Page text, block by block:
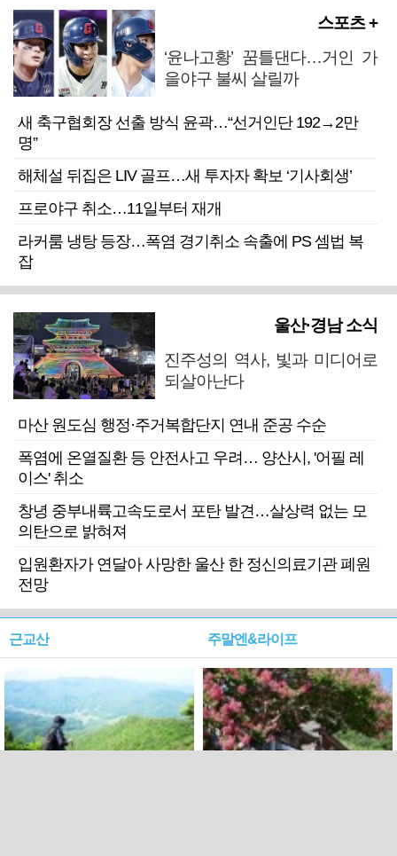
스포츠 +
‘윤나고황’ 꿈틀댄다…거인 가
을야구 불씨 살릴까
새 축구협회장 선출 방식 윤곽…“선거인단 192→2만
명”
해체설 뒤집은 LIV 골프…새 투자자 확보 ‘기사회생’
프로야구 취소…11일부터 재개
라커룸 냉탕 등장…폭염 경기취소 속출에 PS 셈법 복
잡
울산·경남 소식
진주성의 역사, 빛과 미디어로
되살아난다
마산 원도심 행정·주거복합단지 연내 준공 수순
폭염에 온열질환 등 안전사고 우려… 양산시, '어필 레
이스' 취소
창녕 중부내륙고속도로서 포탄 발견…살상력 없는 모
의탄으로 밝혀져
입원환자가 연달아 사망한 울산 한 정신의료기관 폐원
전망
근교산 주말엔&라이프